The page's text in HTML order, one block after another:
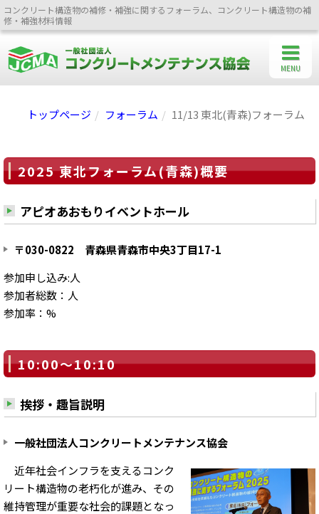
コンクリート構造物の補修・補強に関するフォーラム、コンクリート構造物の補
修・補強材料情報
トップページ フォーラム 11/13 東北(青森)フォーラム
2025 東北フォーラム(青森)概要
アピオあおもりイベントホール
〒030-0822 青森県青森市中央3丁目17-1
参加申し込み:人
参加者総数：人
参加率：%
10:00～10:10
挨拶・趣旨説明
一般社団法人コンクリートメンテナンス協会
近年社会インフラを支えるコンク
リート構造物の老朽化が進み、その
維持管理が重要な社会的課題となっ
MENU